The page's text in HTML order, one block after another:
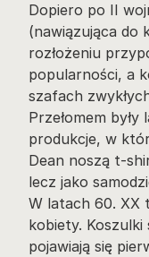
Dopiero po II
(nawiązująca do
rozłożeniu
popularności, a
szafach
Przełomem
produkcje, w
Dean noszą t-
lecz jako
W latach 60. XX
kobiety.
pojawiają się